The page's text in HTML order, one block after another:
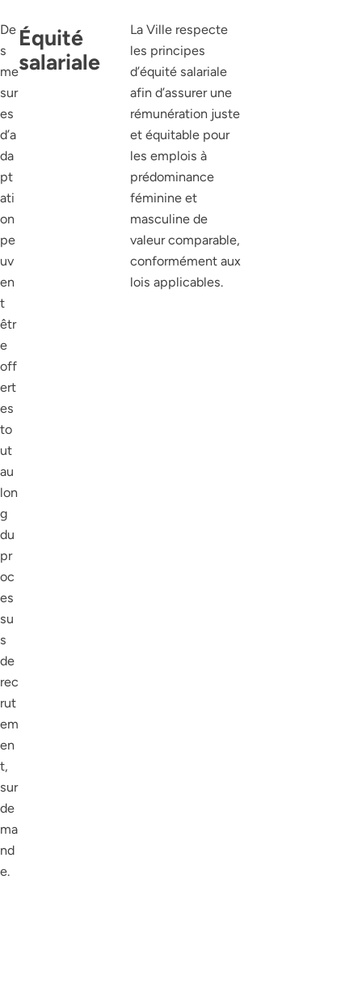
De
s
me
sur
es
d’a
da
pt
ati
on
pe
uv
en
t
êtr
e
off
ert
es
to
ut
au
lon
g
du
pr
oc
es
su
s
de
rec
rut
em
en
t,
sur
de
ma
nd
e.
Équité
salariale
La Ville respecte
les principes
d’équité salariale
afin d’assurer une
rémunération juste
et équitable pour
les emplois à
prédominance
féminine et
masculine de
valeur comparable,
conformément aux
lois applicables.